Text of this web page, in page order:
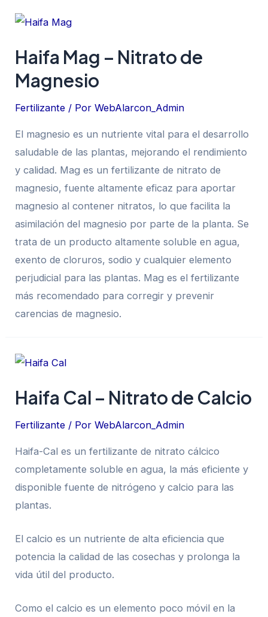
Haifa Mag – Nitrato de
Magnesio
Fertilizante / PorWebAlarcon_Admin
El magnesio es un nutriente vital para el desarrollo
saludable de las plantas, mejorando el rendimiento
y calidad. Mag es un fertilizante de nitrato de
magnesio, fuente altamente eficaz para aportar
magnesio al contener nitratos, lo que facilita la
asimilación del magnesio por parte de la planta. Se
trata de un producto altamente soluble en agua,
exento de cloruros, sodio y cualquier elemento
perjudicial para las plantas. Mag es el fertilizante
más recomendado para corregir y prevenir
carencias de magnesio.
Haifa Cal – Nitrato de Calcio
Fertilizante / PorWebAlarcon_Admin
Haifa-Cal es un fertilizante de nitrato cálcico
completamente soluble en agua, la más eficiente y
disponible fuente de nitrógeno y calcio para las
plantas.
El calcio es un nutriente de alta eficiencia que
potencia la calidad de las cosechas y prolonga la
vida útil del producto.
Como el calcio es un elemento poco móvil en la